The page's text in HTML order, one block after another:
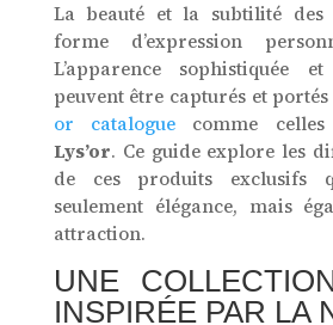
La beauté et la subtilité des
forme d’expression
L’apparence sophistiquée
peuvent être capturés et
or catalogue comme
Lys’or. Ce guide explore les
de ces produits exclusifs
seulement élégance, mais
attraction.
UNE
INSPIRÉE PAR LA